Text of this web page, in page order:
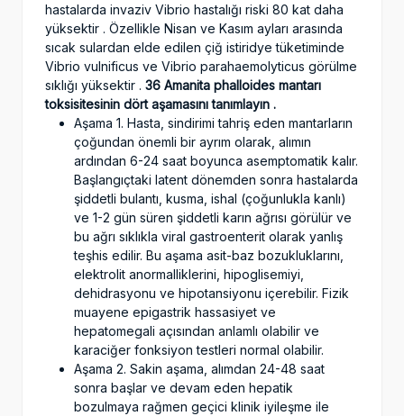
hastalarda invaziv Vibrio hastalığı riski 80 kat daha
yüksektir . Özellikle Nisan ve Kasım ayları arasında
sıcak sulardan elde edilen çiğ istiridye tüketiminde
Vibrio vulnificus ve Vibrio parahaemolyticus görülme
sıklığı yüksektir . 36 Amanita phalloides mantarı
toksisitesinin dört aşamasını tanımlayın .
Aşama 1. Hasta, sindirimi tahriş eden mantarların
çoğundan önemli bir ayrım olarak, alımın
ardından 6-24 saat boyunca asemptomatik kalır.
Başlangıçtaki latent dönemden sonra hastalarda
şiddetli bulantı, kusma, ishal (çoğunlukla kanlı)
ve 1-2 gün süren şiddetli karın ağrısı görülür ve
bu ağrı sıklıkla viral gastroenterit olarak yanlış
teşhis edilir. Bu aşama asit-baz bozukluklarını,
elektrolit anormalliklerini, hipoglisemiyi,
dehidrasyonu ve hipotansiyonu içerebilir. Fizik
muayene epigastrik hassasiyet ve
hepatomegali açısından anlamlı olabilir ve
karaciğer fonksiyon testleri normal olabilir.
Aşama 2. Sakin aşama, alımdan 24-48 saat
sonra başlar ve devam eden hepatik
bozulmaya rağmen geçici klinik iyileşme ile